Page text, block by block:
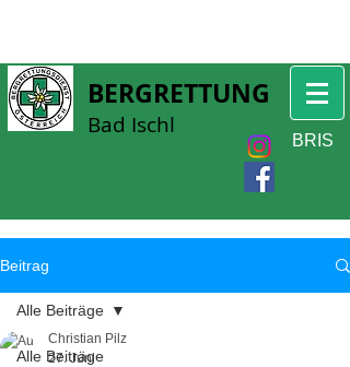
BERGRETTUNG
Bad Ischl
BRIS
Beitrag
Alle Beiträge
Alle Beiträge
Christian Pilz
27. Juni